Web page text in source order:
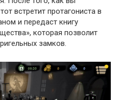
встретит протагониста в
и передаст книгу
которая позволит
замков.